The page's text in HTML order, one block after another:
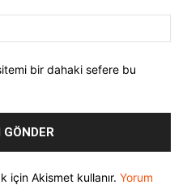
bir dahaki sefere bu
için Akismet kullanır. Yorum